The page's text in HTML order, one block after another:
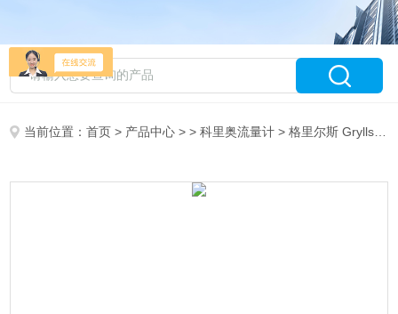
当前位置：首页 > 产品中心 > >科里奥流量计 > 格里尔斯 Grylls8121科里奥利质量流量计